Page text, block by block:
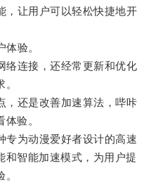
让用户可以轻松快捷地开
验。
连接，还经常更新和优化
还是改善加速算法，哔咔
验。
为动漫爱好者设计的高速
和智能加速模式，为用户提